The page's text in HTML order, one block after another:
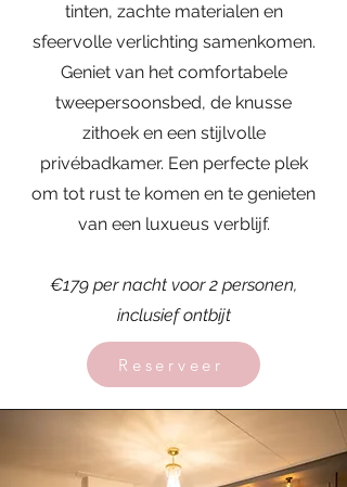
tinten, zachte materialen en
sfeervolle verlichting samenkomen.
Geniet van het comfortabele
tweepersoonsbed, de knusse
zithoek en een stijlvolle
privébadkamer. Een perfecte plek
om tot rust te komen en te genieten
van een luxueus verblijf.
€179 per nacht voor 2 personen,
inclusief ontbijt
Reserveer